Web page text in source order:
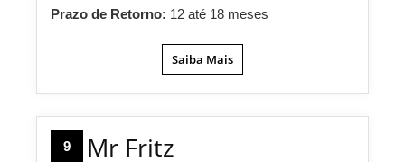
Prazo de Retorno: 12 até 18 meses
Saiba Mais
9 Mr Fritz